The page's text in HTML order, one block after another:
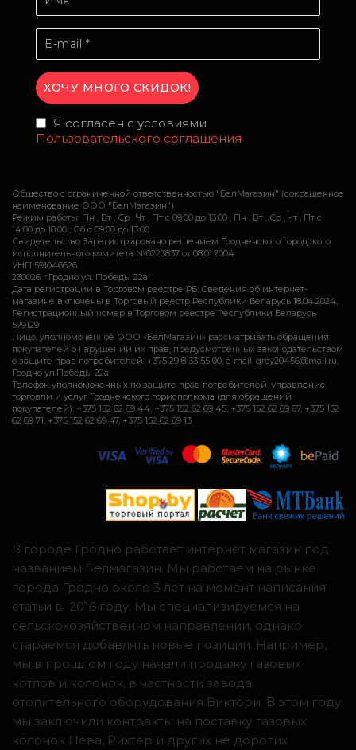
Я согласен с условиями
Пользовательского соглашения
Общество с ограниченной ответственностью "БелМагазин" (сокращенное
наименование ООО "БелМагазин")
Режим работы: Пн , Вт , Ср , Чт , Пт c 09:00 до 13:00 ; Пн , Вт , Ср , Чт , Пт c
14:00 до 18:00 ; Сб c 09:00 до 13:00
Свидетельство Зарегистрировано решением Гродненского городского
исполнительного комитета №0223837 от 08.01.2004
УНП 591046626
230026 г.Гродно ул. Победы 22а
Дата регистрации в Торговом реестре РБ: Сведения об интернет-
магазине включены в Торговый реестр Республики Беларусь 18.04.2024,
Регистрационный номер в Торговом реестре Республики Беларусь
579129
Лицо, уполномоченное ООО «БелМагазин» рассматривать обращения
покупателей о нарушении их прав, предусмотренных законодательством
о защите прав потребителей: +375 29 8 33 55 00, e-mail: grey20456@mail.ru,
Гродно ул.Победы 22а
Телефон уполномоченных по защите прав потребителей: управление
торговли и услуг Гродненского горисполкома (для обращений
покупателей): +375 152 62 69 44, +375 152 62 69 45, +375 152 62 69 67, +375 152
62 69 71, +375 152 62 69 47, +375 152 62 69 13
В городе Гродно работает интернет магазин под
названием Белмагазин. Мы работаем на рынке
города Гродно около 3 лет на момент написания
статьи в 2016 году. Мы специализируемся на
сельскохозяйственном направлении, однако
стараемся добавлять новые позиции. Например,
мы в прошлом году начали продажу газовых
котлов и колонок, в частности завода
отопительного оборудования Виктори. В этом году
мы заключили контракты на поставку газовых
колонок Нева, Рихтер и других не дорогих